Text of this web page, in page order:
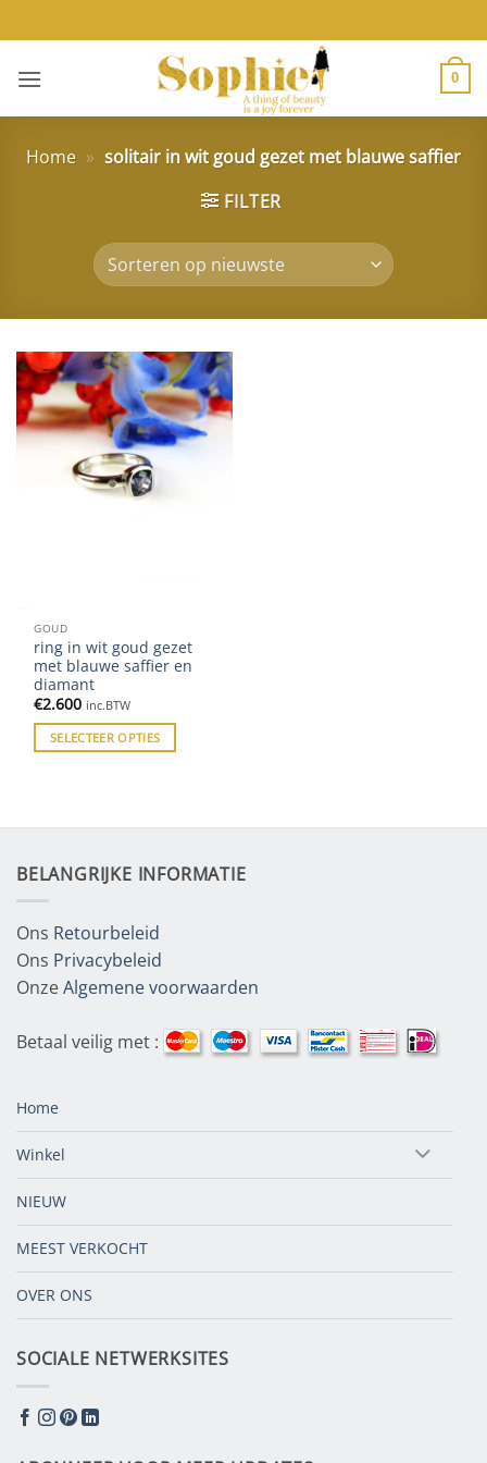
naar
inhoud
0
Home » solitair in wit goud gezet met blauwe saffier
FILTER
GOUD
ring in wit goud gezet
met blauwe saffier en
diamant
€2.600 inc.BTW
SELECTEER OPTIES
BELANGRIJKE INFORMATIE
Ons Retourbeleid
Ons Privacybeleid
OnzeAlgemene voorwaarden
Betaal veilig met :
Home
Winkel
NIEUW
MEEST VERKOCHT
OVER ONS
SOCIALE NETWERKSITES